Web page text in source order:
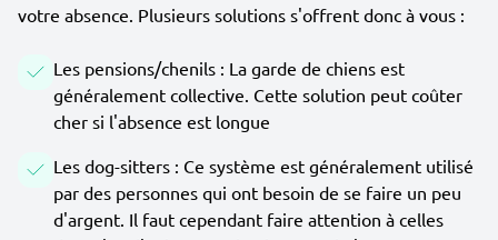
votre absence. Plusieurs solutions s'offrent donc à vous :
Les pensions/chenils : La garde de chiens est
généralement collective. Cette solution peut coûter
cher si l'absence est longue
Les dog-sitters : Ce système est généralement utilisé
par des personnes qui ont besoin de se faire un peu
d'argent. Il faut cependant faire attention à celles